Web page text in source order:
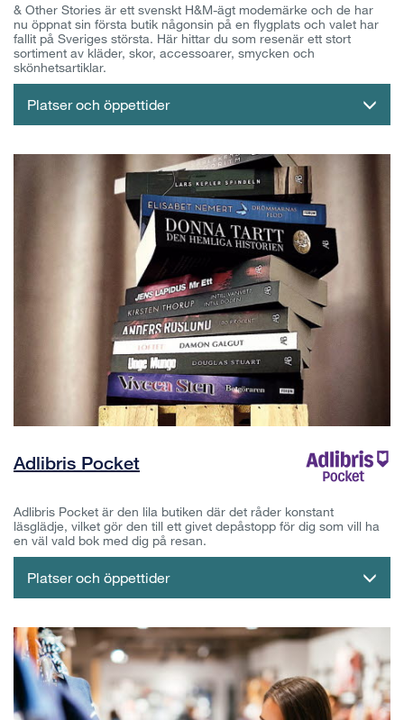
& Other Stories är ett svenskt H&M-ägt modemärke och de har
nu öppnat sin första butik någonsin på en flygplats och valet har
fallit på Sveriges största. Här hittar du som resenär ett stort
sortiment av kläder, skor, accessoarer, smycken och
skönhetsartiklar.
Platser och öppettider
Adlibris Pocket
Adlibris Pocket är den lila butiken där det råder konstant
läsglädje, vilket gör den till ett givet depåstopp för dig som vill ha
en väl vald bok med dig på resan.
Platser och öppettider